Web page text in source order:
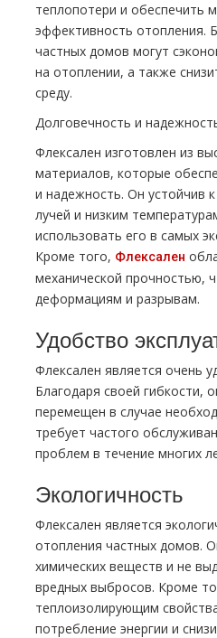
теплопотери и обеспечить
эффективность отопления.
частных домов могут
на отоплении, а также
среду.
Долговечность и
Флексален изготовлен из
материалов, которые
и надежность. Он устойчив
лучей и низким
использовать его в самых
Кроме того, Флексален
механической прочностью,
деформациям и разрывам.
Удобство
Флексален является очень
Благодаря своей гибкости,
перемещен в случае
требует частого
проблем в течение многих
Экологичность
Флексален является
отопления частных домов.
химических веществ и не
вредных выбросов. Кроме
теплоизолирующим
потребление энергии и